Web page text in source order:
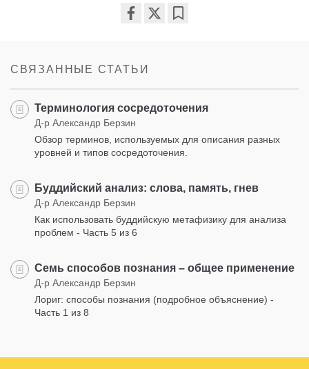
СВЯЗАННЫЕ СТАТЬИ
Терминология сосредоточения
Д-р Александр Берзин
Обзор терминов, используемых для описания разных
уровней и типов сосредоточения.
Буддийский анализ: слова, память, гнев
Д-р Александр Берзин
Как использовать буддийскую метафизику для анализа
проблем - Часть 5 из 6
Семь способов познания – общее применение
Д-р Александр Берзин
Лориг: способы познания (подробное объяснение) -
Часть 1 из 8